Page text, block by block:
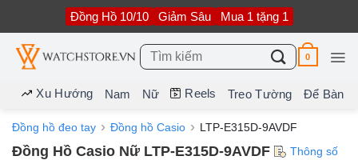
nội
dung
Đồng Hồ 10/10 Giảm Sâu Mua 1 tặng 1
Tìm
kiếm:
0
Xu Hướng Nam Nữ Reels Treo Tường Để Bàn
Đồng hồ đeo tay Đồng hồ Casio LTP-E315D-9AVDF
Đồng Hồ Casio Nữ LTP-E315D-9AVDF
Thông số